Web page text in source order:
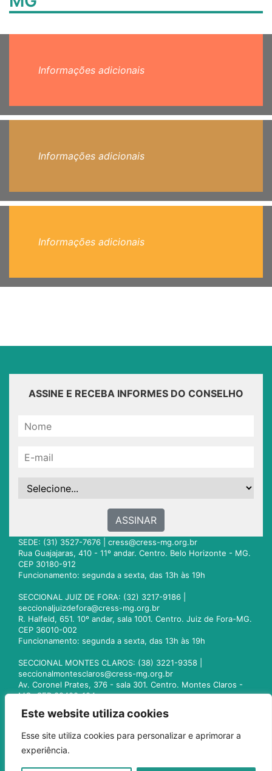
Este website utiliza cookies
Esse site utiliza cookies para personalizar e aprimorar a
experiência.
Informações adicionais
Informações adicionais
Informações adicionais
ASSINE E RECEBA INFORMES DO CONSELHO
ASSINAR
SEDE: (31) 3527-7676 | cress@cress-mg.org.br
Rua Guajajaras, 410 - 11º andar. Centro. Belo Horizonte - MG.
CEP 30180-912
Funcionamento: segunda a sexta, das 13h às 19h
SECCIONAL JUIZ DE FORA: (32) 3217-9186 |
seccionaljuizdefora@cress-mg.org.br
R. Halfeld, 651. 10º andar, sala 1001. Centro. Juiz de Fora-MG.
CEP 36010-002
Funcionamento: segunda a sexta, das 13h às 19h
SECCIONAL MONTES CLAROS: (38) 3221-9358 |
seccionalmontesclaros@cress-mg.org.br
Av. Coronel Prates, 376 - sala 301. Centro. Montes Claros -
MG. CEP 39400-104
seccionaluberlandia@cress-mg.org.br
Av. Afonso Pena, 547 - sala 101. Uberlândia - MG. CEP